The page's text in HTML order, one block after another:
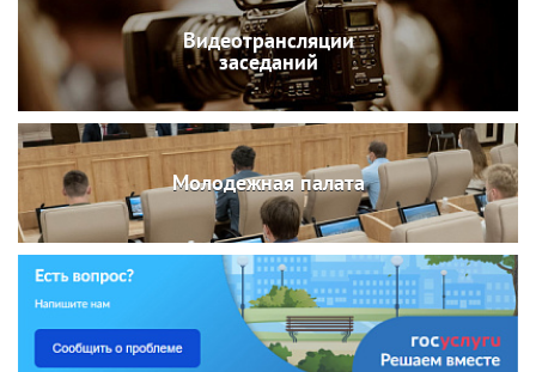
Видеотрансляции
заседаний
Молодежная палата